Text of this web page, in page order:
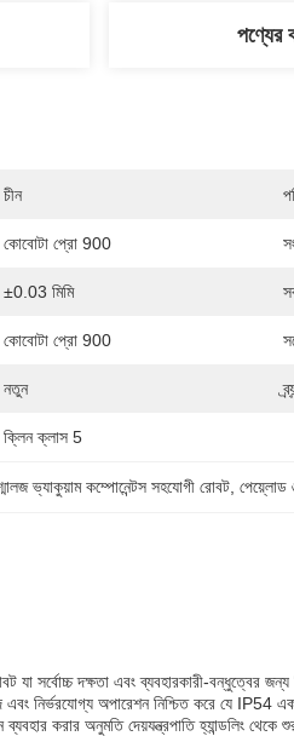
পণ্যের
চীন
কোবোটা প্রো 900
±0.03 মিমি
কোবোটা প্রো 900
নতুন
ক্লিন ক্লাস 5
ভ্যাকুয়াম কম্পোনেন্টস সহযোগী রোবট , পেয়্লোড
সর্বোচ্চ দক্ষতা এবং ব্যবহারকারী-বন্ধুত্বের
নির্ভরযোগ্য অপারেশন নিশ্চিত করে যে
করার অনুমতি দেয়যন্ত্রপাতি হ্যান্ডলিং থেকে